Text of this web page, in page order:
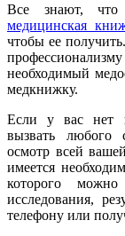
Все знают, что
медицинская
чтобы ее
необходимый
медкнижку.
Если у вас нет
вызвать любого
осмотр всей
имеется
которого
исследования,
телефону или